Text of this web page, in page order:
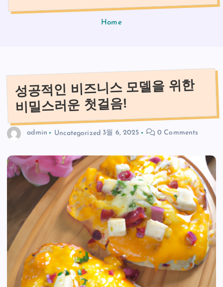
Home
성공적인 비즈니스 모델을 위한
비밀스러운 첫걸음!
admin Uncategorized 3월 6, 2025 0 Comments